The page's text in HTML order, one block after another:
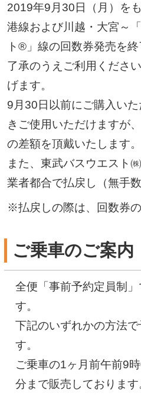
2019年9月30日（月）を
港線および川越・大宮～
ト®」線の回数券発売を
了承のうえご利用くださ
げます。
9月30日以前にご購入い
きご使用いただけますが
の差額を頂戴いたします。
また、東武バスウエスト
業者都合で払戻し（無手
払戻しの際は、回数券
ご乗車のご案内
全便「事前予約定員制
す。
下記のいずれかの方法
す。
ご乗車の1ヶ月前午前9
分まで販売しております